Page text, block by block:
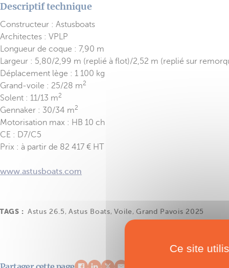
Descriptif technique
Constructeur : Astusboats
Architectes : VPLP
Longueur de coque : 7,90 m
Largeur : 5,80/2,99 m (replié à flot)/2,52 m (replié sur
Déplacement lège : 1 100 kg
Grand-voile : 25/28 m2
Solent : 11/13 m2
Gennaker : 30/34 m2
Motorisation max : HB 10 ch
CE : D7/C5
Prix : à partir de 82 417 € HT
www.astusboats.com
TAGS : Astus 26.5 , Astus Boats, Voile ,Grand Pavois 2025
Ce site